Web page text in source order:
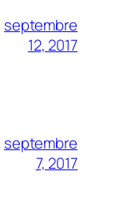
septembre
12, 2017
septembre
7, 2017